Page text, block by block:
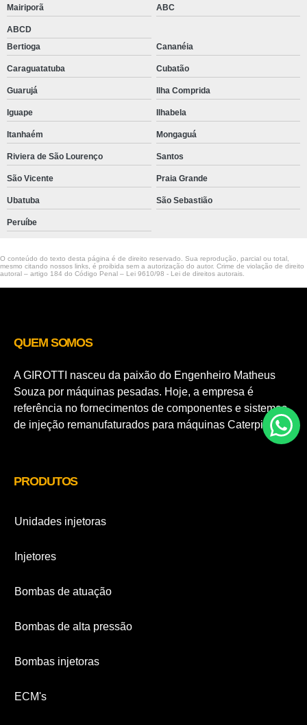
Mairiporã ABC
ABCD
Bertioga
Cananéia
Caraguatatuba Cubatão
Guarujá Ilha Comprida
Iguape Ilhabela
Itanhaém Mongaguá
Riviera de São Lourenço Santos
São Vicente Praia Grande
Ubatuba São Sebastião
Peruíbe
O conteúdo do texto desta página é de direito reservado. Sua reprodução, parcial ou total,
mesmo citando nossos links, é proibida sem a autorização do autor. Crime de violação de direito
autoral – artigo 184 do Código Penal – Lei 9610/98 - Lei de direitos autorais
QUEM SOMOS
A GIROTTI nasceu da paixão do Engenheiro Matheus
Souza por máquinas pesadas. Hoje, a empresa é
referência no fornecimentos de componentes e sistemas
de injeção remanufaturados para máquinas Caterpillar.
PRODUTOS
Unidades injetoras
Injetores
Bombas de atuação
Bombas de alta pressão
Bombas injetoras
ECM's